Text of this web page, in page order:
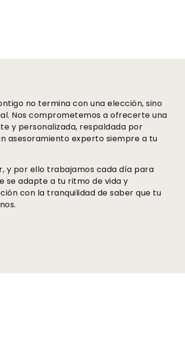
no termina con una elección, sino
Nos comprometemos a ofrecerte una
y personalizada, respaldada por
asesoramiento experto siempre a tu
y por ello trabajamos cada día para
se adapte a tu ritmo de vida y
con la tranquilidad de saber que tu